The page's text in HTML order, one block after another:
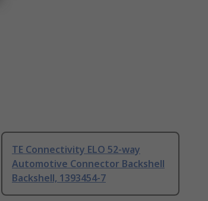
TE Connectivity ELO 52-way
Automotive Connector Backshell
Backshell, 1393454-7